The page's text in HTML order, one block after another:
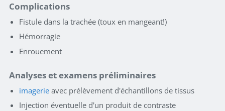
Complications
Fistule dans la trachée (toux en mangeant!)
Hémorragie
Enrouement
Analyses et examens préliminaires
imagerieavec prélèvement d'échantillons de tissus
Injection éventuelle d'un produit de contraste